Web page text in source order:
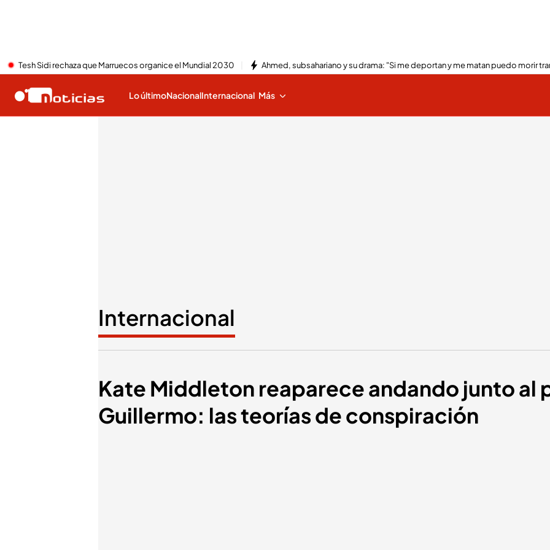
Tesh Sidi rechaza que Marruecos organice el Mundial 2030 Ahmed, subsahariano y su drama: "Si me deportan y me matan puedo morir
Lo últimoNacionalInternacional Más
Internacional
Kate Middleton reaparece andando junto al
Guillermo: las teorías de conspiración